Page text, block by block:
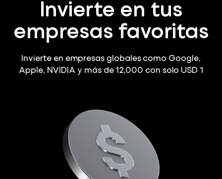
Invierte en tus
empresas favoritas
Invierte en empresas globales como Google,
Apple, NVIDIA y más de 12,000 con solo USD 1